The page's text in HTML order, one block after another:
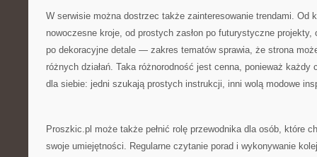
W serwisie można dostrzec także zainteresowanie trendami. Od
nowoczesne kroje, od prostych zasłon po futurystyczne projekty,
po dekoracyjne detale — zakres tematów sprawia, że strona
różnych działań. Taka różnorodność jest cenna, ponieważ
dla siebie: jedni szukają prostych instrukcji, inni wolą modowe
Proszkic.pl może także pełnić rolę przewodnika dla osób, które
swoje umiejętności. Regularne czytanie porad i wykonywanie